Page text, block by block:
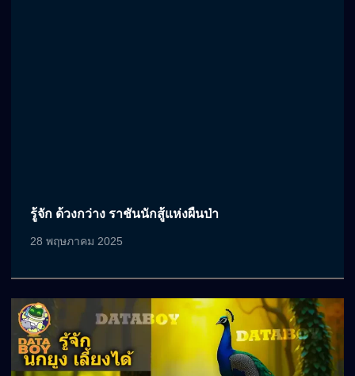
รู้จัก ด้วงกว่าง ราชันนักสู้แห่งผืนป่า
28 พฤษภาคม 2025